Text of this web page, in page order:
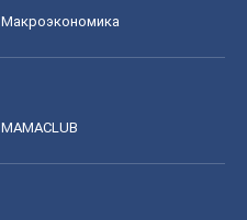
Mакроэкономика
MAMACLUB